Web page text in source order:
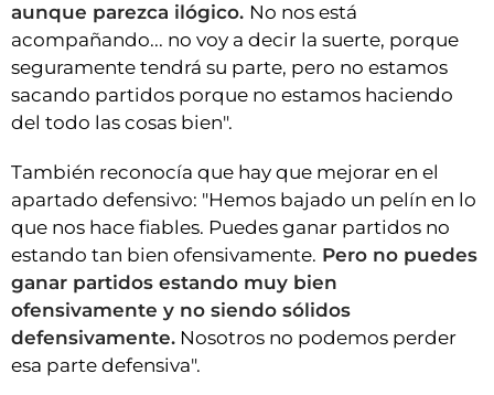
aunque parezca ilógico. No nos está
acompañando... no voy a decir la suerte, porque
seguramente tendrá su parte, pero no estamos
sacando partidos porque no estamos haciendo
del todo las cosas bien".
También reconocía que hay que mejorar en el
apartado defensivo: "Hemos bajado un pelín en lo
que nos hace fiables. Puedes ganar partidos no
estando tan bien ofensivamente. Pero no puedes
ganar partidos estando muy bien
ofensivamente y no siendo sólidos
defensivamente. Nosotros no podemos perder
esa parte defensiva".